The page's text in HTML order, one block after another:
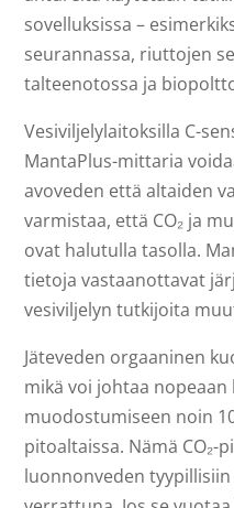
sovelluksissa –
seurannassa, riuttojen
talteenotossa ja
Vesiviljelylaitoksilla C-
MantaPlus-mittaria
avoveden että altaiden
varmistaa, että CO₂ ja
ovat halutulla tasolla.
tietoja vastaanottavat
vesiviljelyn tutkijoita
Jäteveden orgaaninen
mikä voi johtaa nopeaan
muodostumiseen noin
pitoaltaissa. Nämä
luonnonveden tyypillisiin